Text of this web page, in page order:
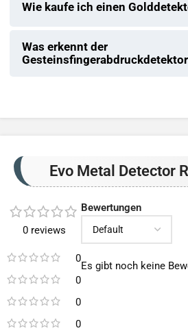
Wie kaufe ich einen
Was erkennt der
Evo Metal Detector
0 reviews
0
0
0
0
Bewertungen
Es gibt noch keine